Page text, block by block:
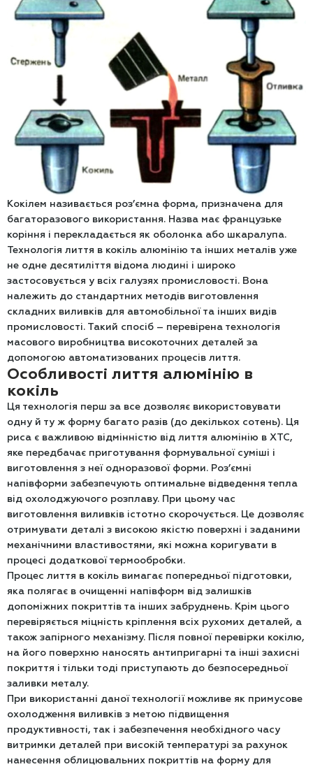
Кокілем називається роз’ємна форма, призначена для
багаторазового використання. Назва має французьке
коріння і перекладається як оболонка або шкаралупа.
Технологія лиття в кокіль алюмінію та інших металів уже
не одне десятиліття відома людині і широко
застосовується у всіх галузях промисловості. Вона
належить до стандартних методів виготовлення
складних виливків для автомобільної та інших видів
промисловості. Такий спосіб – перевірена технологія
масового виробництва високоточних деталей за
допомогою автоматизованих процесів лиття.
Особливості лиття алюмінію в
кокіль
Ця технологія перш за все дозволяє використовувати
одну й ту ж форму багато разів (до декількох сотень). Ця
риса є важливою відмінністю від лиття алюмінію в ХТС,
яке передбачає приготування формувальної суміші і
виготовлення з неї одноразової форми. Роз’ємні
напівформи забезпечують оптимальне відведення тепла
від охолоджуючого розплаву. При цьому час
виготовлення виливків істотно скорочується. Це дозволяє
отримувати деталі з високою якістю поверхні і заданими
механічними властивостями, які можна коригувати в
процесі додаткової термообробки.
Процес лиття в кокіль вимагає попередньої підготовки,
яка полягає в очищенні напівформ від залишків
допоміжних покриттів та інших забруднень. Крім цього
перевіряється міцність кріплення всіх рухомих деталей, а
також запірного механізму. Після повної перевірки кокілю,
на його поверхню наносять антипригарні та інші захисні
покриття і тільки тоді приступають до безпосередньої
заливки металу.
При використанні даної технології можливе як примусове
охолодження виливків з метою підвищення
продуктивності, так і забезпечення необхідного часу
витримки деталей при високій температурі за рахунок
нанесення облицювальних покриттів на форму для